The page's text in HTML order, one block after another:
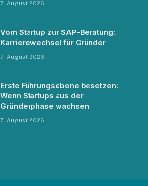
7. August 2026
Vom Startup zur SAP-Beratung:
Karrierewechsel für Gründer
7. August 2026
Erste Führungsebene besetzen:
Wenn Startups aus der
Gründerphase wachsen
7. August 2026